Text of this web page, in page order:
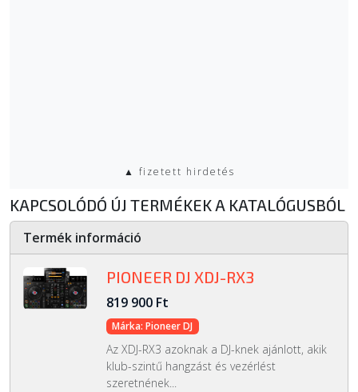
▲ fizetett hirdetés
KAPCSOLÓDÓ ÚJ TERMÉKEK A KATALÓGUSBÓL
Termék információ
PIONEER DJ XDJ-RX3
819 900 Ft
Márka: Pioneer DJ
Az XDJ-RX3 azoknak a DJ-knek ajánlott, akik
klub-szintű hangzást és vezérlést
szeretnének...